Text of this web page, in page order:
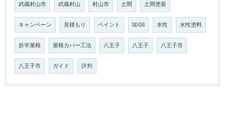
武蔵村山市 武蔵村山 村山市 土間 土間塗装
キャンペーン 見積もり ペイント SDGS 水性 水性塗料
折半屋根 屋根カバー工法 八王子 八王子 八王子市
八王子市 ガイド 評判